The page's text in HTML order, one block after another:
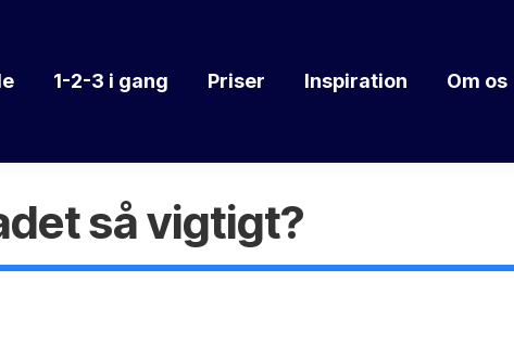
1-2-3 i gang Priser Inspiration Om os
så vigtigt?